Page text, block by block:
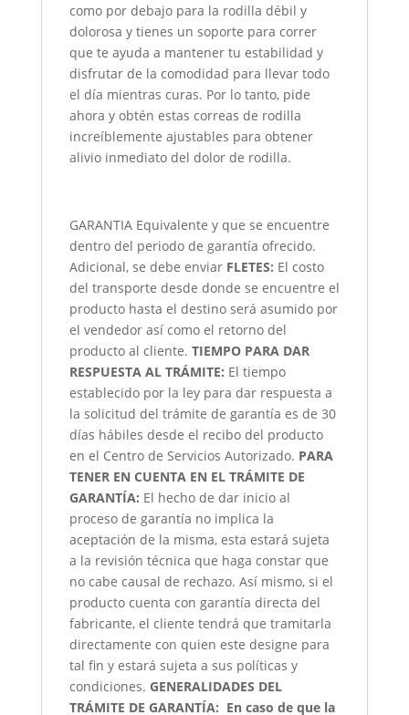
como por debajo para la rodilla débil y
dolorosa y tienes un soporte para correr
que te ayuda a mantener tu estabilidad y
disfrutar de la comodidad para llevar todo
el día mientras curas. Por lo tanto, pide
ahora y obtén estas correas de rodilla
increíblemente ajustables para obtener
alivio inmediato del dolor de rodilla.
GARANTIA Equivalente y que se encuentre
dentro del periodo de garantía ofrecido.
Adicional, se debe enviar FLETES: El costo
del transporte desde donde se encuentre el
producto hasta el destino será asumido por
el vendedor así como el retorno del
producto al cliente. TIEMPO PARA DAR
RESPUESTA AL TRÁMITE: El tiempo
establecido por la ley para dar respuesta a
la solicitud del trámite de garantía es de 30
días hábiles desde el recibo del producto
en el Centro de Servicios Autorizado. PARA
TENER EN CUENTA EN EL TRÁMITE DE
GARANTÍA: El hecho de dar inicio al
proceso de garantía no implica la
aceptación de la misma, esta estará sujeta
a la revisión técnica que haga constar que
no cabe causal de rechazo. Así mismo, si el
producto cuenta con garantía directa del
fabricante, el cliente tendrá que tramitarla
directamente con quien este designe para
tal fin y estará sujeta a sus políticas y
condiciones. GENERALIDADES DEL
TRÁMITE DE GARANTÍA: En caso de que la